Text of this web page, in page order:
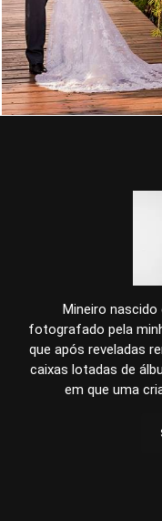
Mineiro
fotografado pela
que após reveladas
caixas lotadas de
em que uma